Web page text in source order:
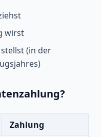
wirst
stellst (in der
Zahlung